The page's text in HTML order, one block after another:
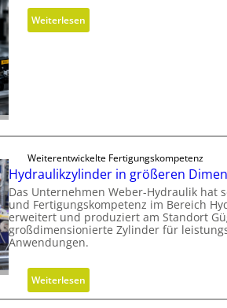
m
d
i
e
n
k
n
u
f
Weiterlesen:
K
l
o
r
M
V
O
-
C
h
Weiterentwickelte Fertigungskompetenz
Hydraulikzylinder in größeren
Das Unternehmen Weber-Hydraulik hat
und Fertigungskompetenz im Bereich
erweitert und produziert am Standort
großdimensionierte Zylinder für
Anwendungen.
Weiterlesen:
H